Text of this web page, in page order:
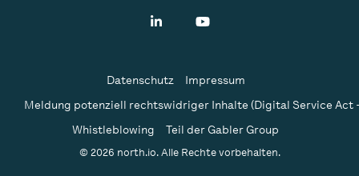
Datenschutz
Impressum
Meldung potenziell rechtswidriger Inhalte (Digital Service Act
Whistleblowing
Teil der Gabler Group
© 2026 north.io. Alle Rechte vorbehalten.